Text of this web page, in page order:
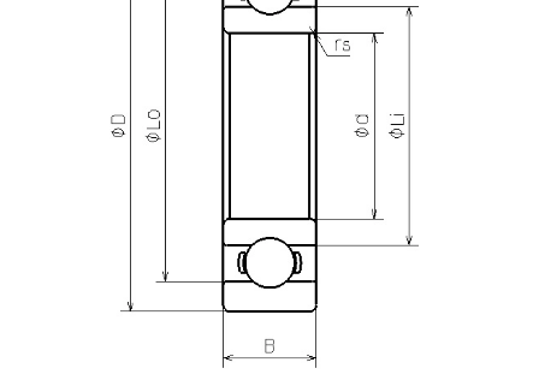
需要更多关于607的详细信息？
请填写表格，与美蓓亚三美的产品专家取得联系。
深沟球轴承（基本型）产品型号：